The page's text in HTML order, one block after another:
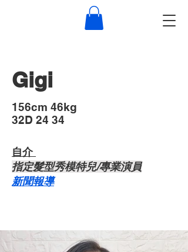
Gigi
​156cm 46kg
32D 24 34
自介 ​
​指定髮型秀模特兒/專業演員
​新聞報導